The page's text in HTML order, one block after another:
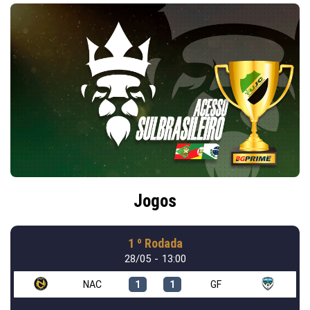
Jogos
1 º Rodada
28/05 - 13:00
NAC 1 1 GF